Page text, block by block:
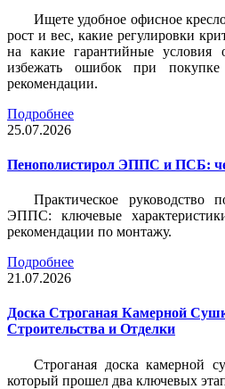
Ищете удобное офисное
рост и вес, какие регулировки
на какие гарантийные условия
избежать ошибок при
рекомендации.
Подробнее
25.07.2026
Пенополистирол ЭППС и ПСБ:
Практическое
ЭППС: ключевые
рекомендации по монтажу.
Подробнее
21.07.2026
Доска Строганая Камерной
Строительства и Отделки
Строганая доска камерной
который прошел два ключевых